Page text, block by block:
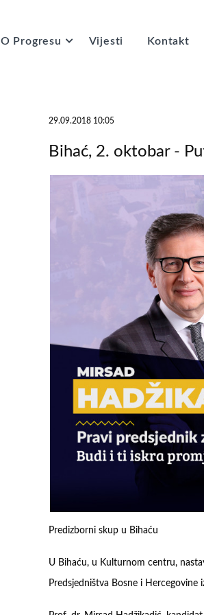
O Progresu Vijesti Kontakt
29.09.2018 10:05
Bihać, 2. oktobar -
Predizborni skup u Bihaću
U Bihaću, u Kulturnom centru,
Predsjedništva Bosne i Hercegovine